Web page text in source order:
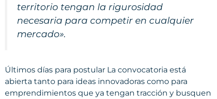
territorio tengan la rigurosidad
necesaria para competir en cualquier
mercado».
Últimos días para postular La convocatoria está
abierta tanto para ideas innovadoras como para
emprendimientos que ya tengan tracción y busquen